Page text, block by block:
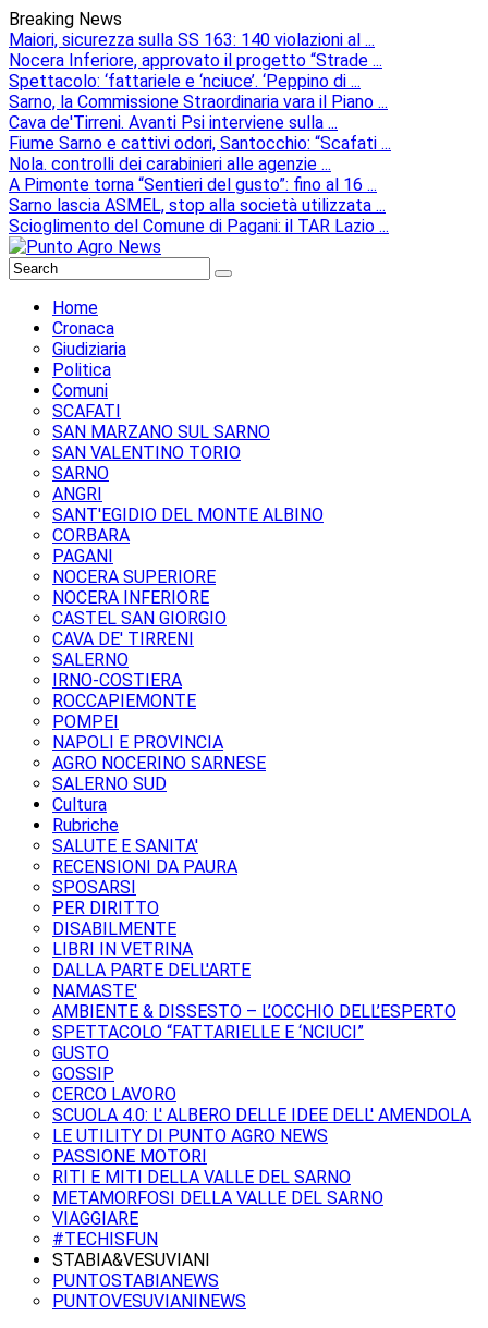
Breaking News
Maiori, sicurezza sulla SS 163: 140 violazioni al ...
Nocera Inferiore, approvato il progetto “Strade ...
Spettacolo: ‘fattariele e ‘nciuce’. ‘Peppino di ...
Sarno, la Commissione Straordinaria vara il Piano ...
Cava de'Tirreni. Avanti Psi interviene sulla ...
Fiume Sarno e cattivi odori, Santocchio: “Scafati ...
Nola. controlli dei carabinieri alle agenzie ...
A Pimonte torna “Sentieri del gusto”: fino al 16 ...
Sarno lascia ASMEL, stop alla società utilizzata ...
Scioglimento del Comune di Pagani: il TAR Lazio ...
Home
Cronaca
Giudiziaria
Politica
Comuni
SCAFATI
SAN MARZANO SUL SARNO
SAN VALENTINO TORIO
SARNO
ANGRI
SANT'EGIDIO DEL MONTE ALBINO
CORBARA
PAGANI
NOCERA SUPERIORE
NOCERA INFERIORE
CASTEL SAN GIORGIO
CAVA DE' TIRRENI
SALERNO
IRNO-COSTIERA
ROCCAPIEMONTE
POMPEI
NAPOLI E PROVINCIA
AGRO NOCERINO SARNESE
SALERNO SUD
Cultura
Rubriche
SALUTE E SANITA'
RECENSIONI DA PAURA
SPOSARSI
PER DIRITTO
DISABILMENTE
LIBRI IN VETRINA
DALLA PARTE DELL'ARTE
NAMASTE'
AMBIENTE & DISSESTO – L’OCCHIO DELL’ESPERTO
SPETTACOLO “FATTARIELLE E ‘NCIUCI”
GUSTO
GOSSIP
CERCO LAVORO
SCUOLA 4.0: L' ALBERO DELLE IDEE DELL' AMENDOLA
LE UTILITY DI PUNTO AGRO NEWS
PASSIONE MOTORI
RITI E MITI DELLA VALLE DEL SARNO
METAMORFOSI DELLA VALLE DEL SARNO
VIAGGIARE
#TECHISFUN
STABIA&VESUVIANI
PUNTOSTABIANEWS
PUNTOVESUVIANINEWS